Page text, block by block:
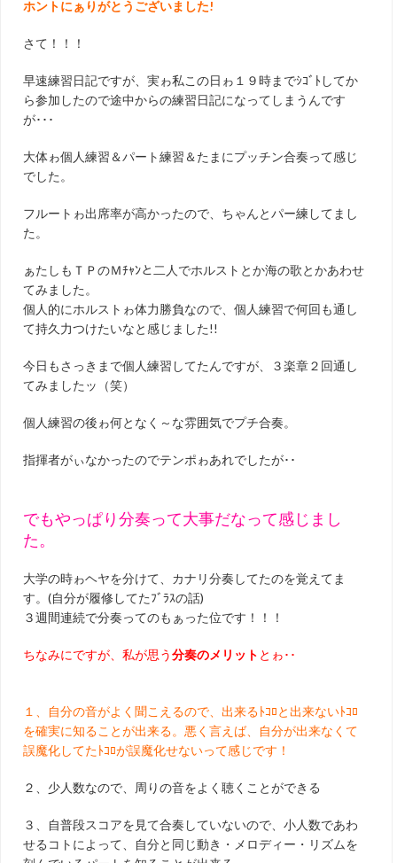
ホントにぁりがとうございました!
さて！！！
早速練習日記ですが、実ゎ私この日ゎ１９時までｼｺﾞﾄしてか
ら参加したので途中からの練習日記になってしまうんです
が･･･
大体ゎ個人練習＆パート練習＆たまにプッチン合奏って感じ
でした。
フルートゎ出席率が高かったので、ちゃんとパー練してまし
た。
ぁたしもＴＰのＭﾁｬﾝと二人でホルストとか海の歌とかあわせ
てみました。
個人的にホルストゎ体力勝負なので、個人練習で何回も通し
て持久力つけたいなと感じました!!
今日もさっきまで個人練習してたんですが、３楽章２回通し
てみましたッ（笑）
個人練習の後ゎ何となく～な雰囲気でプチ合奏。
指揮者がぃなかったのでテンポゎあれでしたが･･
でもやっぱり分奏って大事だなって感じまし
た。
大学の時ゎヘヤを分けて、カナリ分奏してたのを覚えてま
す。(自分が履修してたﾌﾞﾗｽの話)
３週間連続で分奏ってのもぁった位です！！！
ちなみにですが、私が思う分奏のメリット とゎ･･
１、自分の音がよく聞こえるので、出来るﾄｺﾛと出来ないﾄｺﾛ
を確実に知ることが出来る。悪く言えば、自分が出来なくて
誤魔化してたﾄｺﾛが誤魔化せないって感じです！
２、少人数なので、周りの音をよく聴くことができる
３、自普段スコアを見て合奏していないので、小人数であわ
せるコトによって、自分と同じ動き・メロディー・リズムを